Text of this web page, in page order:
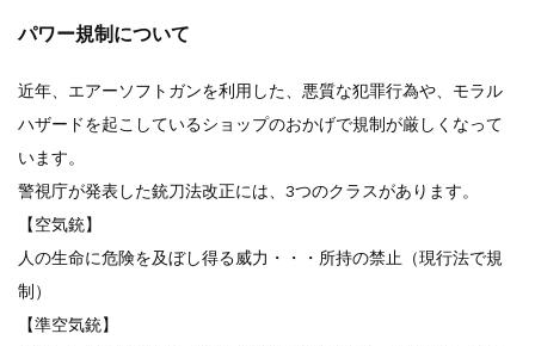
お知らせ
2025.11.27
お知らせ
2025.8.29
GMailご利用のお客様へ...
お知らせ
ちょっと面白い電動416修理...
パワー規制について
近年、エアーソフトガンを利用した、悪質な犯罪行為や、モラル
ハザードを起こしているショップのおかげで規制が厳しくなって
います。
警視庁が発表した銃刀法改正には、3つのクラスがあります。
【空気銃】
人の生命に危険を及ぼし得る威力・・・所持の禁止（現行法で規
制）
【準空気銃】